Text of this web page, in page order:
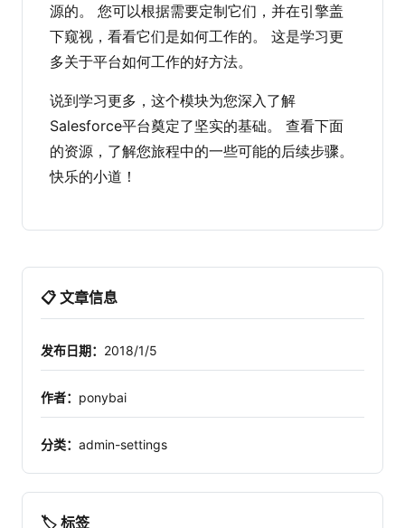
源的。 您可以根据需要定制它们，并在引擎盖
下窥视，看看它们是如何工作的。 这是学习更
多关于平台如何工作的好方法。
说到学习更多，这个模块为您深入了解
Salesforce平台奠定了坚实的基础。 查看下面
的资源，了解您旅程中的一些可能的后续步骤。
快乐的小道！
📋 文章信息
发布日期： 2018/1/5
作者： ponybai
分类： admin-settings
🏷️ 标签